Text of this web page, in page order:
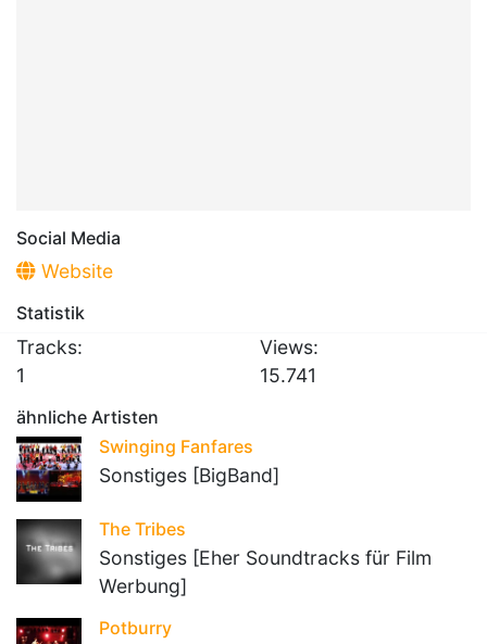
Social Media
Website
Statistik
Tracks:
1
Views:
15.741
ähnliche Artisten
Swinging Fanfares
Sonstiges [BigBand]
The Tribes
Sonstiges [Eher Soundtracks für Film
Werbung]
Potburry